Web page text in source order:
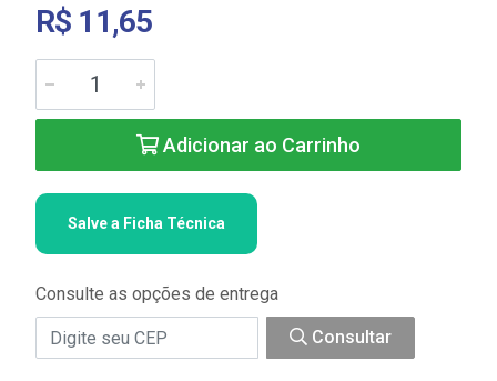
R$ 11,65
Adicionar ao Carrinho
Salve a Ficha Técnica
Consulte as opções de entrega
Consultar